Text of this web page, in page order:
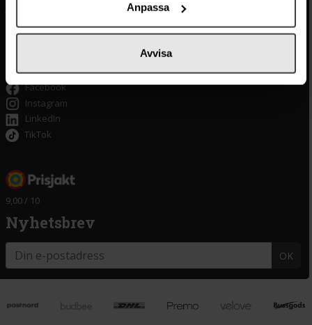
Anpassa
Avvisa
Tillgänglighet
Press /
Om oss
Facebook
Instagram
LinkedIn
TikTok
9,00 / 10
Nyhetsbrev
OK